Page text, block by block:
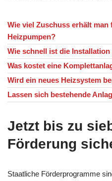
Wie viel Zuschuss erhält
Heizpumpen?
Wie schnell ist die
Was kostet eine
Wird ein neues Heizsystem
Lassen sich bestehende
Jetzt bis zu
Förderung
Staatliche Förderprogramme